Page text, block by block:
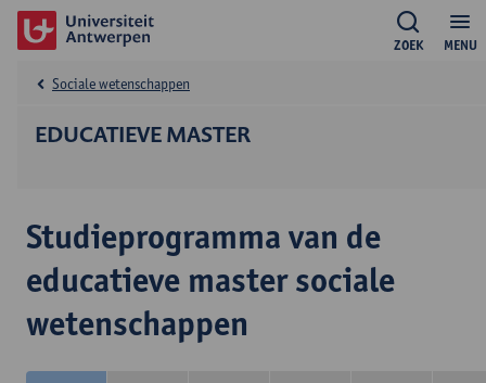
MENU
ZOEK
EDUCATIEVE MASTER
Sociale wetenschappen
Studieprogramma van de
educatieve master sociale
wetenschappen